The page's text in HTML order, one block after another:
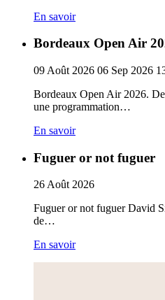
En savoir
Bordeaux Open Air
09 Août 2026 06 Sep 2026
Bordeaux Open Air 2026.
une programmation…
En savoir
Fuguer or not fuguer
26Août 2026
Fuguer or not fuguer David
de…
En savoir